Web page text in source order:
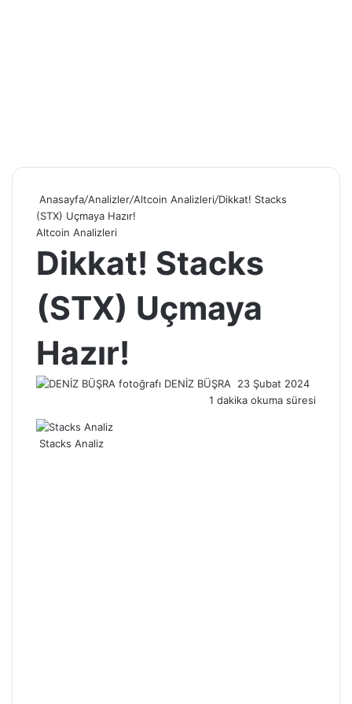
Anasayfa/Analizler/Altcoin Analizleri/Dikkat! Stacks
(STX) Uçmaya Hazır!
Altcoin Analizleri
Dikkat! Stacks
(STX) Uçmaya
Hazır!
DENİZ BÜŞRA
Bir
e-
23 Şubat 2024
1 dakika okuma süresi
Stacks Analiz